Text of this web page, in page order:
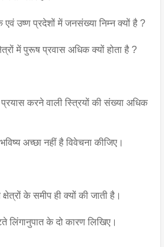
उष्ण प्रदेशों में जनसंख्या निम्न क्यों है ?
में पुरूष प्रवास अधिक क्यों होता है ?
प्रयास करने वाली स्त्रियों की संख्या अधिक
अच्छा नहीं है विवेचना कीजिए।
के समीप ही क्यों की जाती है।
लिंगानुपात के दो कारण लिखिए।